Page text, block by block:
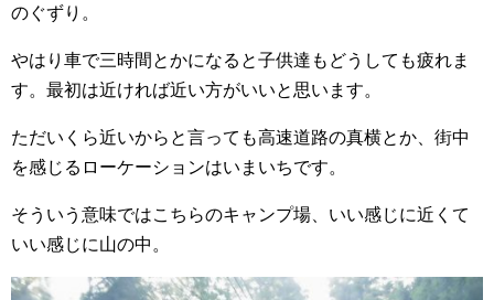
のぐずり。
やはり車で三時間とかになると子供達もどうしても疲れま
す。最初は近ければ近い方がいいと思います。
ただいくら近いからと言っても高速道路の真横とか、街中
を感じるローケーションはいまいちです。
そういう意味ではこちらのキャンプ場、いい感じに近くて
いい感じに山の中。